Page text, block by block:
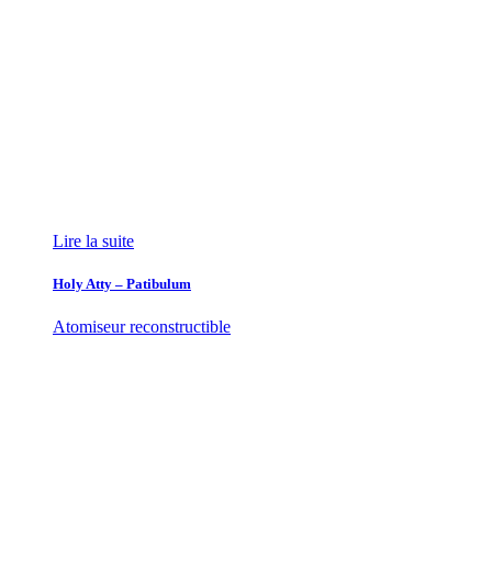
Lire la suite
Holy Atty – Patibulum
Atomiseur reconstructible